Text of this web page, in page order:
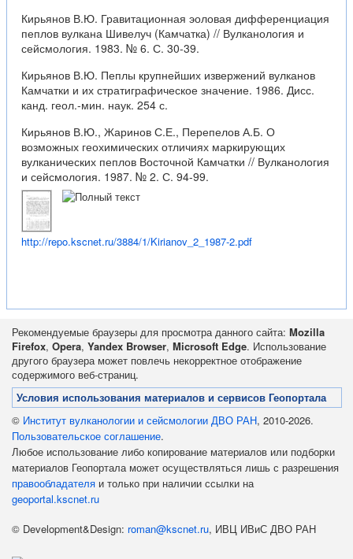
Кирьянов В.Ю. Гравитационная эоловая дифференциация
пеплов вулкана Шивелуч (Камчатка) // Вулканология и
сейсмология. 1983. № 6. С. 30-39.
Кирьянов В.Ю. Пеплы крупнейших извержений вулканов
Камчатки и их стратиграфическое значение. 1986. Дисс.
канд. геол.-мин. наук. 254 с.
Кирьянов В.Ю., Жаринов С.Е., Перепелов А.Б. О
возможных геохимических отличиях маркирующих
вулканических пеплов Восточной Камчатки // Вулканология
и сейсмология. 1987. № 2. С. 94-99.
http://repo.kscnet.ru/3884/1/Kirianov_2_1987-2.pdf
Рекомендуемые браузеры для просмотра данного сайта: Mozilla
Firefox, Opera, Yandex Browser, Microsoft Edge. Использование
другого браузера может повлечь некорректное отображение
содержимого веб-страниц.
Условия использования материалов и сервисов Геопортала
© Институт вулканологии и сейсмологии ДВО РАН, 2010-2026.
Пользовательское соглашение.
Любое использование либо копирование материалов или подборки
материалов Геопортала может осуществляться лишь с разрешения
правообладателя и только при наличии ссылки на
geoportal.kscnet.ru
© Development&Design: roman@kscnet.ru, ИВЦ ИВиС ДВО РАН